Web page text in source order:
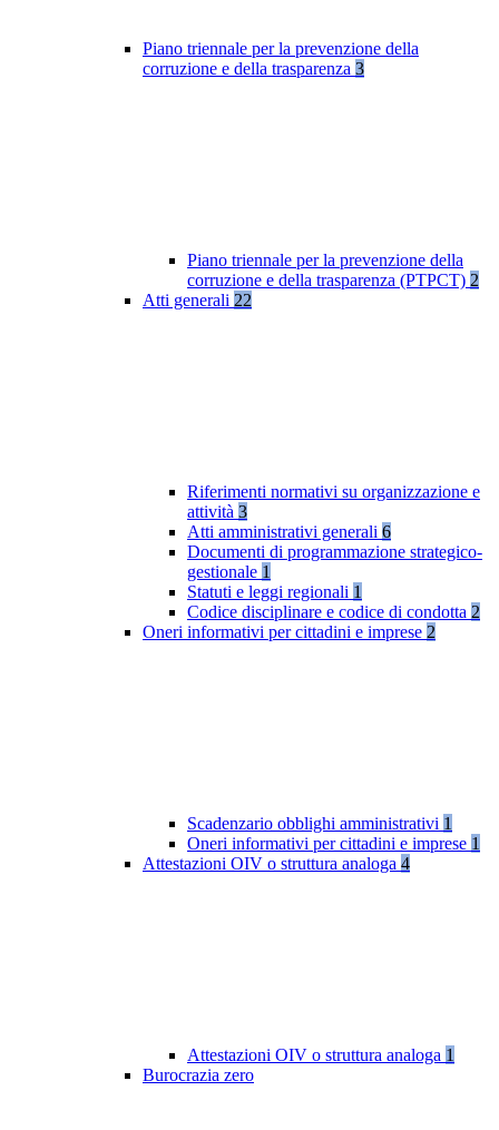
Piano triennale per la prevenzione della
corruzione e della trasparenza 3
Piano triennale per la prevenzione della
corruzione e della trasparenza (PTPCT) 2
Atti generali 22
Riferimenti normativi su organizzazione e
attività 3
Atti amministrativi generali 6
Documenti di programmazione strategico-
gestionale 1
Statuti e leggi regionali 1
Codice disciplinare e codice di condotta 2
Oneri informativi per cittadini e imprese 2
Scadenzario obblighi amministrativi 1
Oneri informativi per cittadini e imprese 1
Attestazioni OIV o struttura analoga 4
Attestazioni OIV o struttura analoga 1
Burocrazia zero